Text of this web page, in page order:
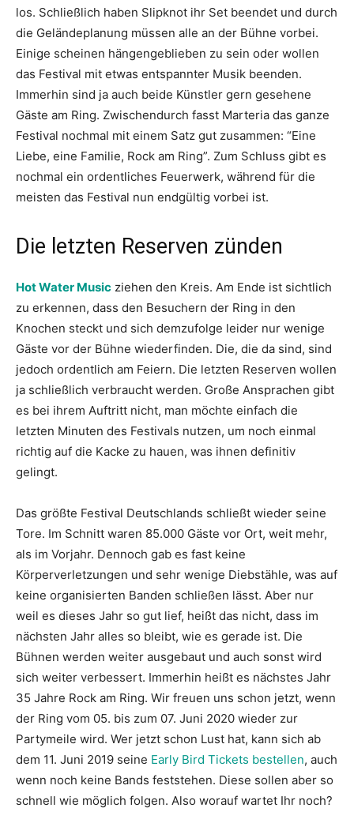
los. Schließlich haben Slipknot ihr Set beendet und durch
die Geländeplanung müssen alle an der Bühne vorbei.
Einige scheinen hängengeblieben zu sein oder wollen
das Festival mit etwas entspannter Musik beenden.
Immerhin sind ja auch beide Künstler gern gesehene
Gäste am Ring. Zwischendurch fasst Marteria das ganze
Festival nochmal mit einem Satz gut zusammen: “Eine
Liebe, eine Familie, Rock am Ring”. Zum Schluss gibt es
nochmal ein ordentliches Feuerwerk, während für die
meisten das Festival nun endgültig vorbei ist.
Die letzten Reserven zünden
Hot Water Music ziehen den Kreis. Am Ende ist sichtlich
zu erkennen, dass den Besuchern der Ring in den
Knochen steckt und sich demzufolge leider nur wenige
Gäste vor der Bühne wiederfinden. Die, die da sind, sind
jedoch ordentlich am Feiern. Die letzten Reserven wollen
ja schließlich verbraucht werden. Große Ansprachen gibt
es bei ihrem Auftritt nicht, man möchte einfach die
letzten Minuten des Festivals nutzen, um noch einmal
richtig auf die Kacke zu hauen, was ihnen definitiv
gelingt.
Das größte Festival Deutschlands schließt wieder seine
Tore. Im Schnitt waren 85.000 Gäste vor Ort, weit mehr,
als im Vorjahr. Dennoch gab es fast keine
Körperverletzungen und sehr wenige Diebstähle, was auf
keine organisierten Banden schließen lässt. Aber nur
weil es dieses Jahr so gut lief, heißt das nicht, dass im
nächsten Jahr alles so bleibt, wie es gerade ist. Die
Bühnen werden weiter ausgebaut und auch sonst wird
sich weiter verbessert. Immerhin heißt es nächstes Jahr
35 Jahre Rock am Ring. Wir freuen uns schon jetzt, wenn
der Ring vom 05. bis zum 07. Juni 2020 wieder zur
Partymeile wird. Wer jetzt schon Lust hat, kann sich ab
dem 11. Juni 2019 seine Early Bird Tickets bestellen, auch
wenn noch keine Bands feststehen. Diese sollen aber so
schnell wie möglich folgen. Also worauf wartet Ihr noch?